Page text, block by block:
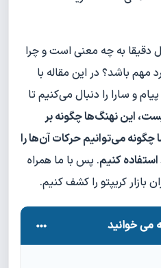
دقیقا به چه معنی است و چرا
مهم باشد؟ در این مقاله با
و سارا را دنبال می‌کنیم تا
، این نهنگ‌ها چگونه بر
چگونه می‌توانیم حرکات آن‌ها را
کنیم. پس با ما همراه
بازار کریپتو را کشف کنیم.
می خوانید